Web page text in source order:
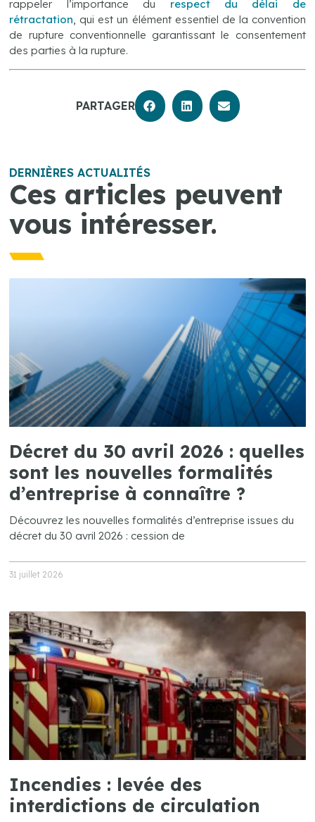
rappeler l’importance du respect du délai de
rétractation, qui est un élément essentiel de la convention
de rupture conventionnelle garantissant le consentement
des parties à la rupture.
PARTAGER
DERNIÈRES ACTUALITÉS
Ces articles peuvent
vous intéresser.
Décret du 30 avril 2026 : quelles
sont les nouvelles formalités
d’entreprise à connaître ?
Découvrez les nouvelles formalités d’entreprise issues du
décret du 30 avril 2026 : cession de
31 juillet 2026
Incendies : levée des
interdictions de circulation